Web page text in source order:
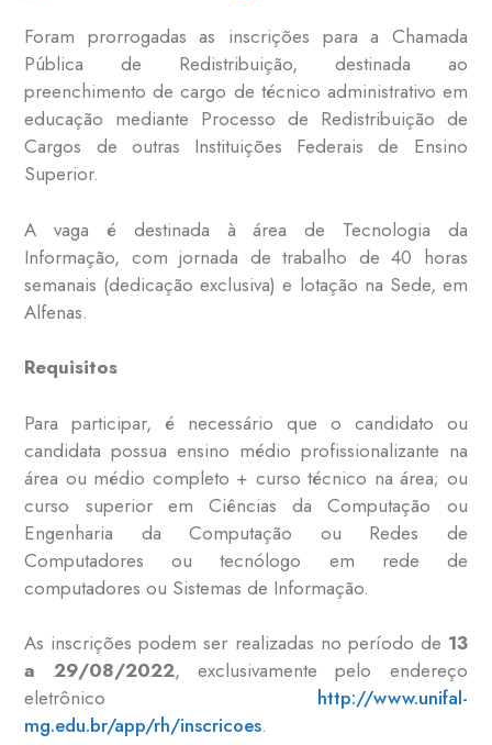
Foram prorrogadas as inscrições para a Chamada
Pública de Redistribuição, destinada ao
preenchimento de cargo de técnico administrativo em
educação mediante Processo de Redistribuição de
Cargos de outras Instituições Federais de Ensino
Superior.
A vaga é destinada à área de Tecnologia da
Informação, com jornada de trabalho de 40 horas
semanais (dedicação exclusiva) e lotação na Sede, em
Alfenas.
Requisitos
Para participar, é necessário que o candidato ou
candidata possua ensino médio profissionalizante na
área ou médio completo + curso técnico na área; ou
curso superior em Ciências da Computação ou
Engenharia da Computação ou Redes de
Computadores ou tecnólogo em rede de
computadores ou Sistemas de Informação.
As inscrições podem ser realizadas no período de 13
a
29/08/2022, exclusivamente pelo endereço
eletrônico http://www.unifal-
mg.edu.br/app/rh/inscricoes.